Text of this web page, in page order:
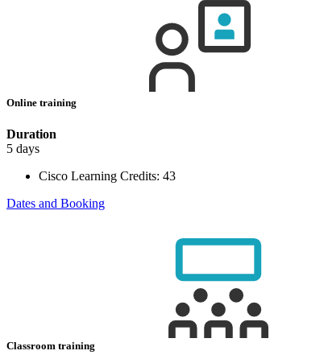
Online training
Duration
5 days
Cisco Learning Credits: 43
Dates and Booking
Classroom training